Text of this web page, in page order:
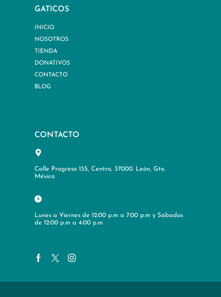
GATICOS
INICIO
NOSOTROS
TIENDA
DONATIVOS
CONTACTO
BLOG
CONTACTO
Calle Progreso 135, Centro, 37000. León, Gto.
México
Lunes a Viernes de 12:00 p.m a 7:00 p.m y Sábados
de 12:00 p.m a 4:00 p.m